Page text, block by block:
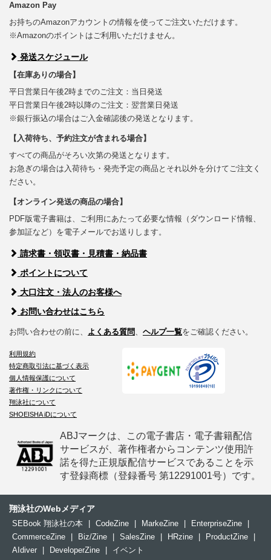
Amazon Pay
お持ちのAmazonアカウントの情報を使ってご注文いただけます。
※Amazonのポイントはご利用いただけません。
発送スケジュール
【在庫ありの場合】
平日営業日午後2時までのご注文：当日発送
平日営業日午後2時以降のご注文：翌営業日発送
※銀行振込の場合はご入金確認後の発送となります。
【入荷待ち、予約注文が含まれる場合】
すべての商品がそろい次第の発送となります。
お急ぎの場合は入荷待ち・発売予定の商品とそれ以外を分けてご注文く
ださい。
【オンライン発送の商品の場合】
PDF版電子書籍は、ご利用にあたって必要な情報（ダウンロード情報、
参加証など）を電子メールでお送りします。
請求書・領収書・見積書・納品書
ポイントについて
大口注文・法人のお客様へ
お問い合わせはこちら
お問い合わせの前に、 よくある質問、 ヘルプ一覧をご確認ください。
利用規約
特定商取引法に基づく表示
個人情報保護について
著作権・リンクについて
翔泳社について
SHOEISHA iDについて
ABJマークは、この電子書店・電子書籍配信
サービスが、著作権者からコンテンツ使用許
諾を得た正規版配信サービスであることを示
す登録商標（登録番号 第12291001号）です。
翔泳社のWebメディア
SEBook 翔泳社の本 CodeZine MarkeZine EnterpriseZine
CommerceZine
Biz/Zine SalesZine HRzine ProductZine
AIdiver
DeveloperZine イベント